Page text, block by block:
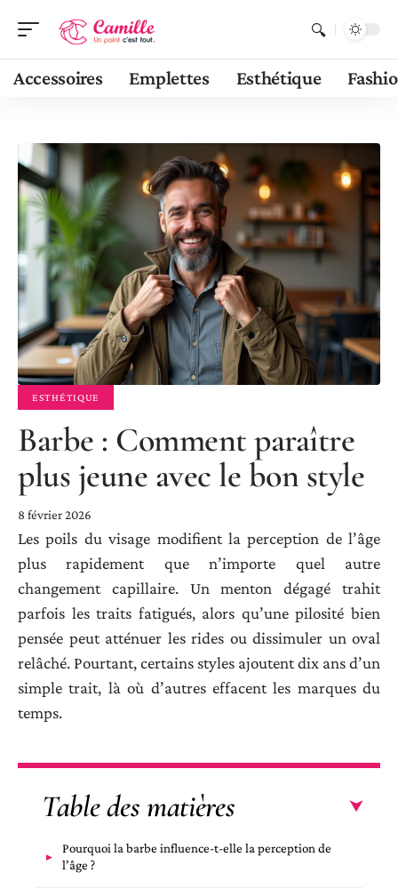
Accessoires Emplettes Esthétique
ESTHÉTIQUE
Barbe : Comment paraître
plus jeune avec le bon style
8 février 2026
Les poils du visage modifient la perception de l’âge
plus rapidement que n’importe quel autre
changement capillaire. Un menton dégagé trahit
parfois les traits fatigués, alors qu’une pilosité bien
pensée peut atténuer les rides ou dissimuler un oval
relâché. Pourtant, certains styles ajoutent dix ans d’un
simple trait, là où d’autres effacent les marques du
temps.
Table des matières
Pourquoi la barbe influence-t-elle la perception de
l’âge ?